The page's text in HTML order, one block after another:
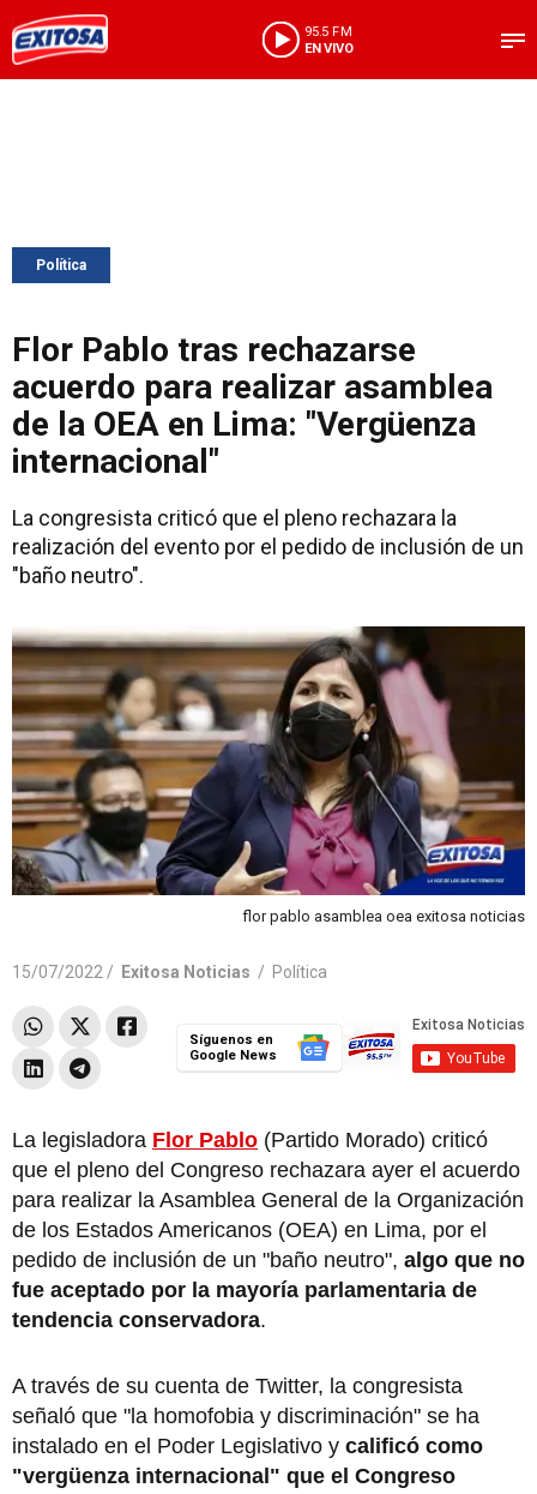
95.5 FM
EN VIVO
Política
Flor Pablo tras rechazarse
acuerdo para realizar asamblea
de la OEA en Lima: "Vergüenza
internacional"
La congresista criticó que el pleno rechazara la
realización del evento por el pedido de inclusión de un
"baño neutro".
flor pablo asamblea oea exitosa noticias
15/07/2022 / Exitosa Noticias / Política
Síguenos en
Google News
La legisladora Flor Pablo (Partido Morado) criticó
que el pleno del Congreso rechazara ayer el acuerdo
para realizar la Asamblea General de la Organización
de los Estados Americanos (OEA) en Lima, por el
pedido de inclusión de un "baño neutro", algo que no
fue aceptado por la mayoría parlamentaria de
tendencia conservadora.
A través de su cuenta de Twitter, la congresista
señaló que "la homofobia y discriminación" se ha
instalado en el Poder Legislativo y calificó como
"vergüenza internacional" que el Congreso